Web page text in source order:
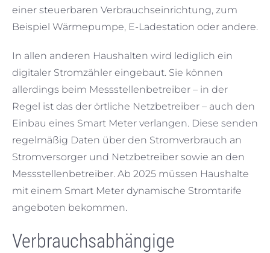
einer steuerbaren Verbrauchseinrichtung, zum
Beispiel Wärmepumpe, E-Ladestation oder andere.
In allen anderen Haushalten wird lediglich ein
digitaler Stromzähler eingebaut. Sie können
allerdings beim Messstellenbetreiber – in der
Regel ist das der örtliche Netzbetreiber – auch den
Einbau eines Smart Meter verlangen. Diese senden
regelmäßig Daten über den Stromverbrauch an
Stromversorger und Netzbetreiber sowie an den
Messstellenbetreiber. Ab 2025 müssen Haushalte
mit einem Smart Meter dynamische Stromtarife
angeboten bekommen.
Verbrauchsabhängige